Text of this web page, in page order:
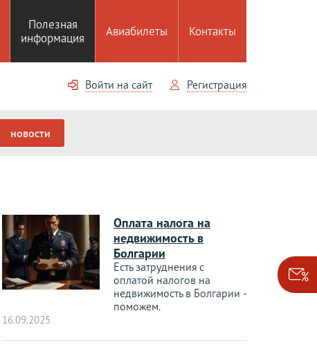
Полезная
информация
Авиабилеты Контакты
Войти на сайт Регистрация
новости
Оплата налога на
недвижимость в
Болгарии
Есть затруднения с
оплатой налогов на
недвижимость в Болгарии -
поможем.
16.09.2025